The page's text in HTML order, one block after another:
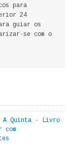
para
24
guiar os
se com o